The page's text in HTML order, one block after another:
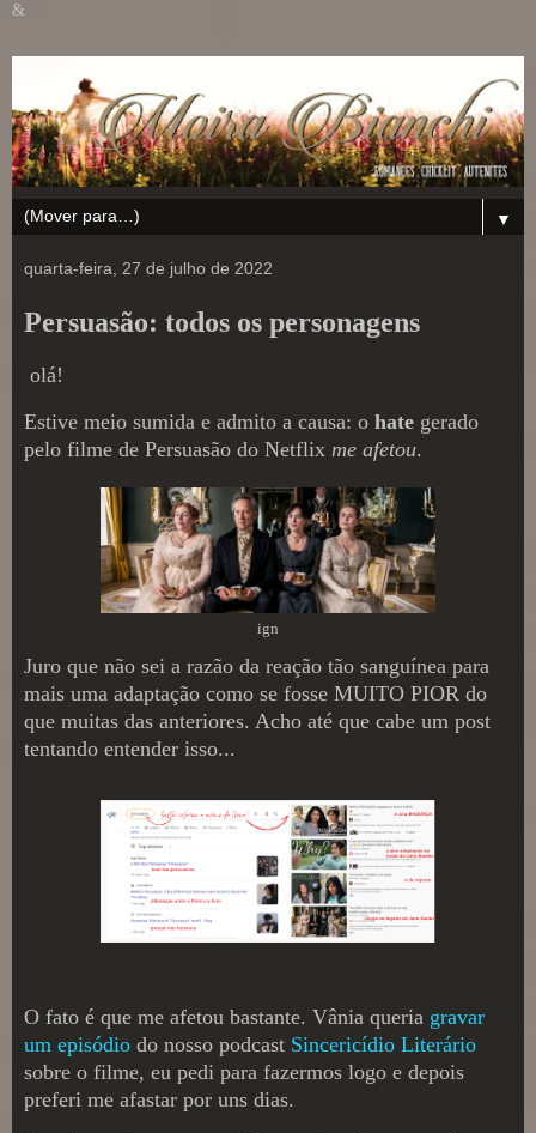
&
▼
quarta-feira, 27 de julho de 2022
Persuasão: todos os personagens
olá!
Estive meio sumida e admito a causa: o hate gerado
pelo filme de Persuasão do Netflix me afetou.
ign
Juro que não sei a razão da reação tão sanguínea para
mais uma adaptação como se fosse MUITO PIOR do
que muitas das anteriores. Acho até que cabe um post
tentando entender isso...
O fato é que me afetou bastante. Vânia queria gravar
um episódio do nosso podcast Sincericídio Literário
sobre o filme, eu pedi para fazermos logo e depois
preferi me afastar por uns dias.